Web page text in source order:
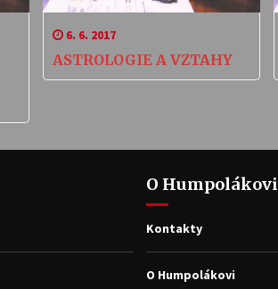
6. 6. 2017
ASTROLOGIE A VZTAHY
O Humpolákovi
Kontakty
O Humpolákovi